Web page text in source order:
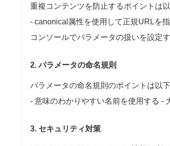
重複コンテンツを防止するポイントは以
- canonical属性を使用して正規URLを
コンソールでパラメータの扱いを設定
2. パラメータの命名規則
パラメータの命名規則のポイントは以下
- 意味のわかりやすい名前を使用する -
3. セキュリティ対策